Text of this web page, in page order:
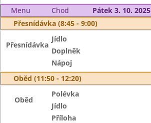
Menu
Chod
Pátek 3. 10. 2025
Přesnídávka (8:45 - 9:00)
Přesnídávka
Jídlo
Doplněk
Nápoj
Oběd (11:50 - 12:20)
Oběd
Polévka
Jídlo
Příloha